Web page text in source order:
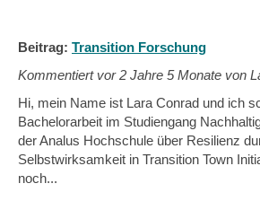
Beitrag: Transition Forschung
Kommentiert vor2 Jahre 5 Monate von
Hi, mein Name ist Lara Conrad und ich
Bachelorarbeit im Studiengang
der Analus Hochschule über Resilienz
Selbstwirksamkeit in Transition Town
noch...